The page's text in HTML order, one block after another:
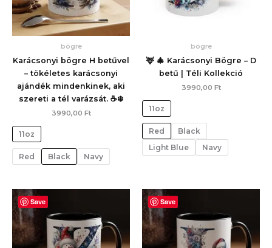
bögre
Karácsonyi bögre H betűvel
– tökéletes karácsonyi
ajándék mindenkinek, aki
szereti a tél varázsát. ☕❄️
3990,00 Ft
11oz
Red Black Navy
bögre
🦌 🎄 Karácsonyi Bögre – D
betű | Téli Kollekció
3990,00 Ft
11oz
Red
Black
Light Blue
Navy
Save Save